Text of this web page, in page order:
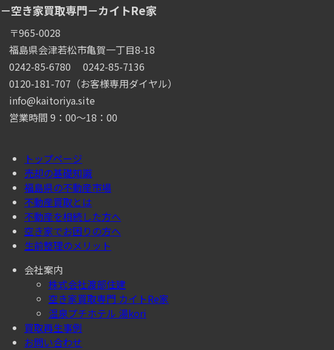
－空き家買取専門－カイトRe家
〒965-0028
福島県会津若松市亀賀一丁目8-18
0242-85-6780
0242-85-7136
0120-181-707（お客様専用ダイヤル）
info@kaitoriya.site
営業時間 9：00～18：00
トップページ
売却の基礎知識
福島県の不動産市場
不動産買取とは
不動産を相続した方へ
空き家でお困りの方へ
生前整理のメリット
会社案内
株式会社渡部住建
空き家買取専門 カイトRe家
温泉プチホテル 湯kori
買取再生事例
お問い合わせ